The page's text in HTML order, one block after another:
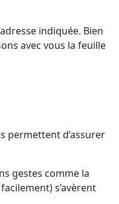
indiquée. Bien
avec vous la feuille
permettent d’assurer
gestes comme la
s’avèrent